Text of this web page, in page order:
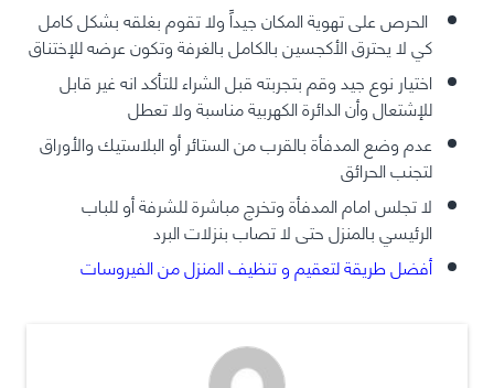
الحرص على تهوية المكان جيداً ولا تقوم بغلقه بشكل كامل
كي لا يحترق الأكجسين بالكامل بالغرفة وتكون عرضه للإختناق
اختيار نوع جيد وقم بتجربته قبل الشراء للتأكد انه غير قابل
للإشتعال وأن الدائرة الكهربية مناسبة ولا تعطل
عدم وضع المدفأة بالقرب من الستائر أو البلاستيك والأوراق
لتجنب الحرائق
لا تجلس امام المدفأة وتخرج مباشرة للشرفة أو للباب
الرئيسي بالمنزل حتى لا تصاب بنزلات البرد
أفضل طريقة لتعقيم و تنظيف المنزل من الفيروسات